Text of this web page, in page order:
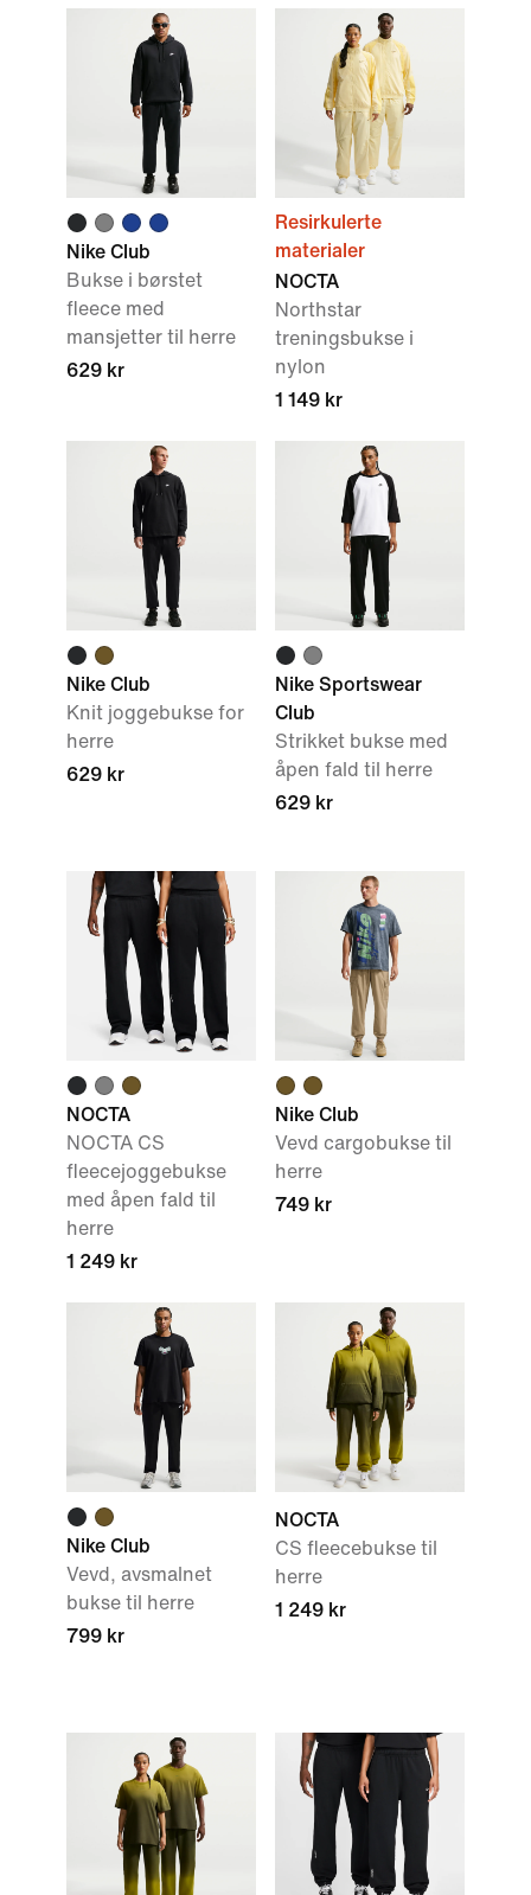
Nike Club
Bukse i børstet
fleece med
mansjetter til herre
629 kr
Resirkulerte
materialer
NOCTA
Northstar
treningsbukse i
nylon
1 149 kr
Nike Club
Knit joggebukse for
herre
629 kr
Nike Sportswear
Club
Strikket bukse med
åpen fald til herre
629 kr
NOCTA
NOCTA CS
fleecejoggebukse
med åpen fald til
herre
1 249 kr
Nike Club
Vevd cargobukse til
herre
749 kr
Nike Club
Vevd, avsmalnet
bukse til herre
799 kr
NOCTA
CS fleecebukse til
herre
1 249 kr